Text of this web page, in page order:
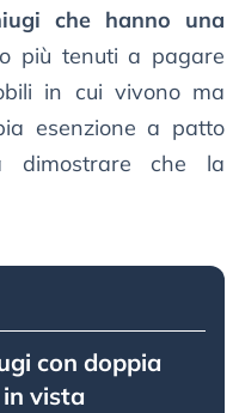
che hanno una
più tenuti a pagare
in cui vivono ma
esenzione a patto
dimostrare che la
con doppia
vista